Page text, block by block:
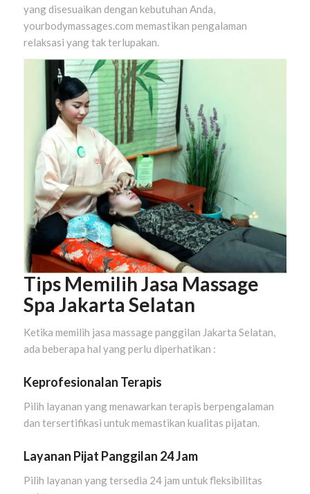
yang disesuaikan dengan kebutuhan Anda,
yourbodymassages.com memastikan pengalaman
relaksasi yang tak terlupakan.
Tips Memilih Jasa Massage
Spa Jakarta Selatan
Ketika memilih jasa massage panggilan Jakarta Selatan,
ada beberapa hal yang perlu diperhatikan :
Keprofesionalan Terapis
Pilih layanan yang menawarkan terapis berpengalaman
dan tersertifikasi untuk memastikan kualitas pijatan.
Layanan Pijat Panggilan 24 Jam
Pilih layanan yang tersedia 24 jam untuk fleksibilitas